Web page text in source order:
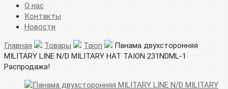
О нас
Контакты
Новости
Главная Товары Taion
Панама двухсторонняя
MILITARY LINE N/D MILITARY HAT TAION 231NDML-1
Распродажа!